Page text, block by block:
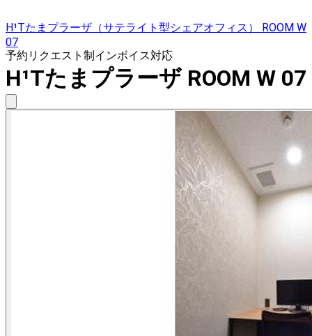
H¹Tたまプラーザ（サテライト型シェアオフィス） ROOM W
07
予約リクエスト制インボイス対応
H¹Tたまプラーザ ROOM W 07